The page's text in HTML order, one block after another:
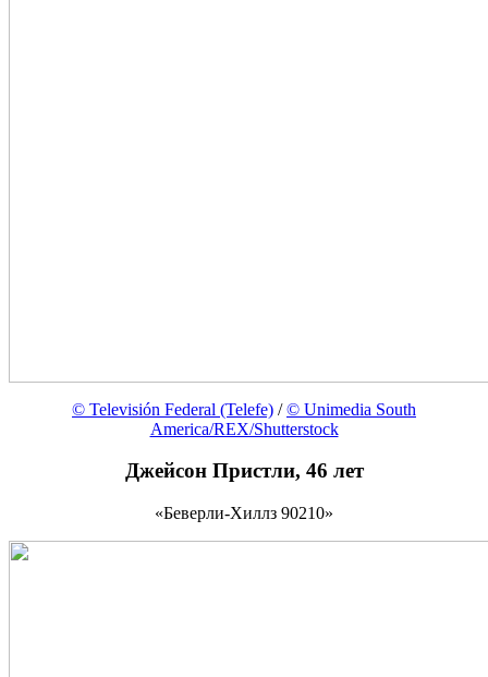
© Televisión Federal (Telefe) /© Unimedia South
America/REX/Shutterstock
Джейсон Пристли, 46 лет
«Беверли-Хиллз 90210»